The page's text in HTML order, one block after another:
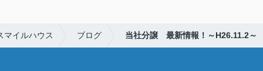
マイルハウス ブログ 当社分譲 最新情報！～H26.11.2～